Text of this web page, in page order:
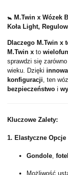
🚼 M.Twin x Wózek
Koła Light,
Dlaczego M.Twin x
M.Twin x to
sprawdzi się
wieku. Dzięki
konfiguracji, ten
bezpieczeństwo i
Kluczowe Zalety:
1. Elastyczne
Gondole
Możliwość